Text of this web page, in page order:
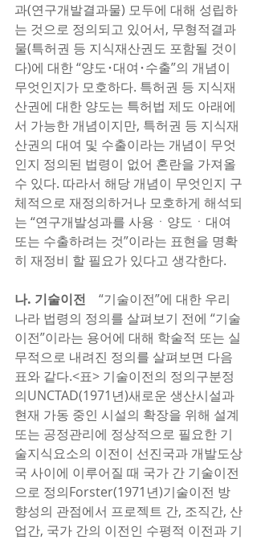
과(연구개발결과물) 모두에 대해 성립하
는 것으로 정의되고 있어서, 무형적결과
물(특허권 등 지식재산권도 포함될 것이
다)에 대한 “양도･대여･수출”의 개념이
무엇인지가 모호하다. 특허권 등 지식재
산권에 대한 양도는 특허법 제도 아래에
서 가능한 개념이지만, 특허권 등 지식재
산권의 대여 및 수출이라는 개념이 무엇
인지 정의된 법령이 없어 혼란을 가져올
수 있다. 따라서 해당 개념이 무엇인지 구
체적으로 재정의하거나 모호하게 해석되
는 “연구개발성과를 사용ㆍ양도ㆍ대여
또는 수출하려는 것”이라는 표현을 명확
히 재정비 할 필요가 있다고 생각한다.
나. 기술이전
    “기술이전”에 대한 우리
나라 법령의 정의를 살펴보기 전에 “기술
이전”이라는 용어에 대해 학술적 또는 실
무적으로 내려진 정의를 살펴보면 다음
표와 같다.<표> 기술이전의 정의구분정
의UNCTAD(1971년)새로운 생산시설과
현재 가동 중인 시설의 확장을 위해 설계
또는 공정관리에 정상적으로 필요한 기
술지식요소의 이전이 선진국과 개발도상
국 사이에 이루어질 때 국가 간 기술이전
으로 정의Forster(1971년)기술이전 방
향성의 관점에서 프로젝트 간, 조직간, 산
업간, 국가 간의 이전인 수평적 이전과 기